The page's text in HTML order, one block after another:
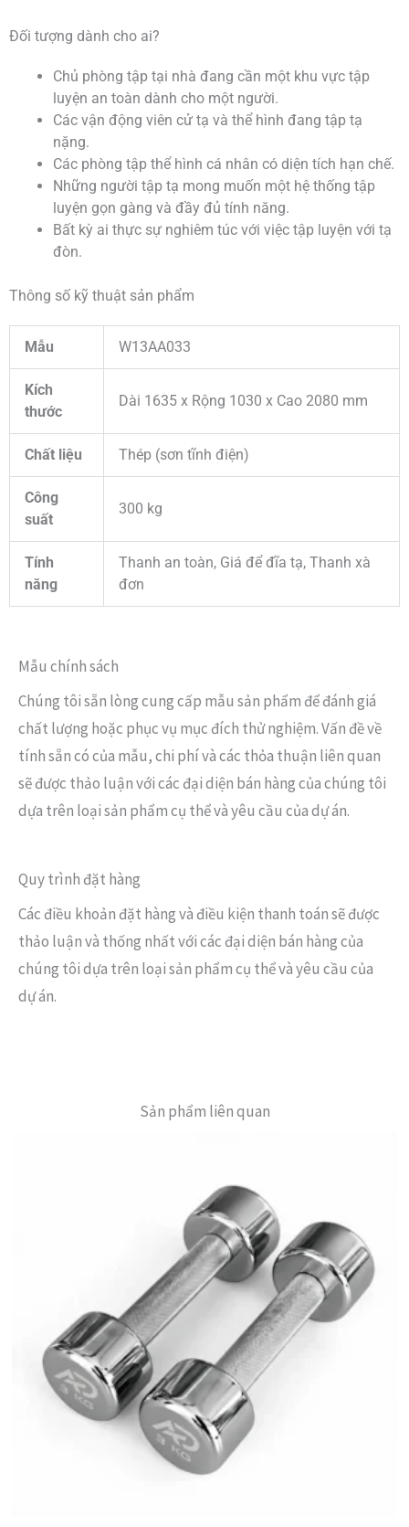
Đối tượng dành cho ai?
Chủ phòng tập tại nhà đang cần một khu vực tập
luyện an toàn dành cho một người.
Các vận động viên cử tạ và thể hình đang tập tạ
nặng.
Các phòng tập thể hình cá nhân có diện tích hạn chế.
Những người tập tạ mong muốn một hệ thống tập
luyện gọn gàng và đầy đủ tính năng.
Bất kỳ ai thực sự nghiêm túc với việc tập luyện với tạ
đòn.
Thông số kỹ thuật sản phẩm
Mẫu W13AA033
Kích
thước
Dài 1635 x Rộng 1030 x Cao 2080 mm
Chất liệu Thép (sơn tĩnh điện)
Công
suất
300 kg
Tính
năng
Thanh an toàn, Giá để đĩa tạ, Thanh xà
đơn
Mẫu chính sách
Chúng tôi sẵn lòng cung cấp mẫu sản phẩm để đánh giá
chất lượng hoặc phục vụ mục đích thử nghiệm. Vấn đề về
tính sẵn có của mẫu, chi phí và các thỏa thuận liên quan
sẽ được thảo luận với các đại diện bán hàng của chúng tôi
dựa trên loại sản phẩm cụ thể và yêu cầu của dự án.
Quy trình đặt hàng
Các điều khoản đặt hàng và điều kiện thanh toán sẽ được
thảo luận và thống nhất với các đại diện bán hàng của
chúng tôi dựa trên loại sản phẩm cụ thể và yêu cầu của
dự án.
Sản phẩm liên quan